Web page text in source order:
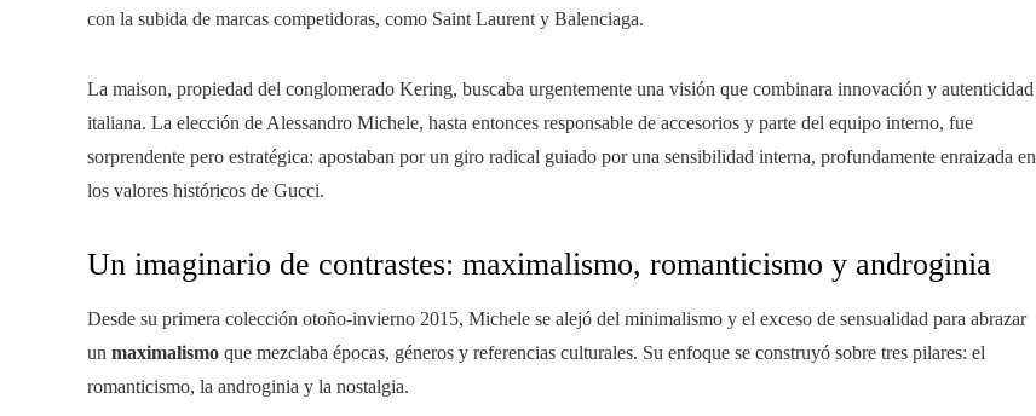
con la subida de marcas competidoras, como Saint Laurent y Balenciaga.
La maison, propiedad del conglomerado Kering, buscaba urgentemente una visión que combinara innovación y autenticidad
italiana. La elección de Alessandro Michele, hasta entonces responsable de accesorios y parte del equipo interno, fue
sorprendente pero estratégica: apostaban por un giro radical guiado por una sensibilidad interna, profundamente enraizada en
los valores históricos de Gucci.
Un imaginario de contrastes: maximalismo, romanticismo y androginia
Desde su primera colección otoño-invierno 2015, Michele se alejó del minimalismo y el exceso de sensualidad para abrazar
un maximalismo que mezclaba épocas, géneros y referencias culturales. Su enfoque se construyó sobre tres pilares: el
romanticismo, la androginia y la nostalgia.